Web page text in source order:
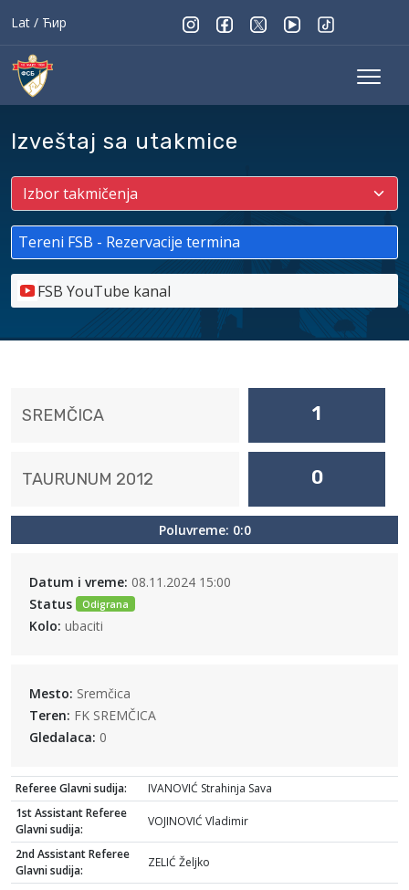
Lat / Ћир
Izveštaj sa utakmice
Tereni FSB - Rezervacije termina
FSB YouTube kanal
SREMČICA 1
TAURUNUM 2012 0
Poluvreme: 0:0
Datum i vreme: 08.11.2024 15:00
Status
Odigrana
Kolo: ubaciti
Mesto: Sremčica
Teren: FK SREMČICA
Gledalaca: 0
Referee Glavni sudija:
IVANOVIĆ Strahinja Sava
1st Assistant Referee
Glavni sudija:
VOJINOVIĆ Vladimir
2nd Assistant Referee
Glavni sudija:
ZELIĆ Željko